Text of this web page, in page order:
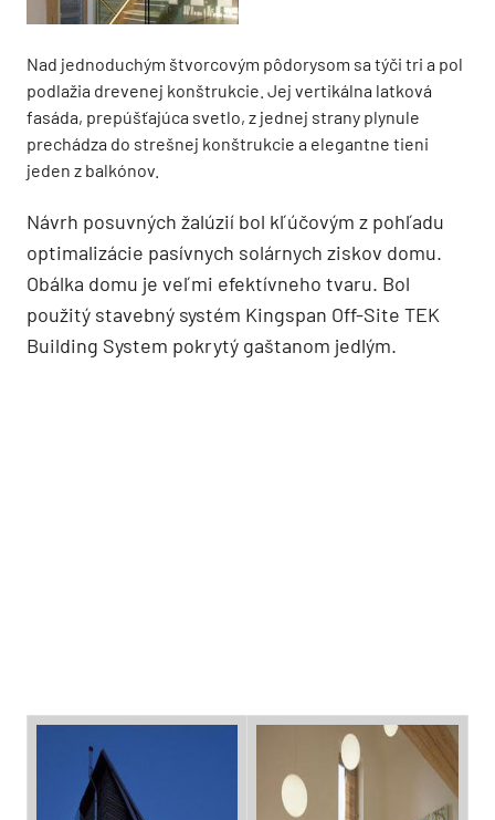
Nad jednoduchým štvorcovým pôdorysom sa týči tri a pol
podlažia drevenej konštrukcie. Jej vertikálna latková
fasáda, prepúšťajúca svetlo, z jednej strany plynule
prechádza do strešnej konštrukcie a elegantne tieni
jeden z balkónov.
Návrh posuvných žalúzií bol kľúčovým z pohľadu
optimalizácie pasívnych solárnych ziskov domu.
Obálka domu je veľmi efektívneho tvaru. Bol
použitý stavebný systém Kingspan Off-Site TEK
Building System pokrytý gaštanom jedlým.